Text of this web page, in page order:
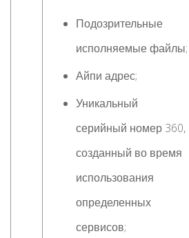
Подозрительные
исполняемые файлы;
Айпи адрес;
Уникальный
серийный номер 360,
созданный во время
использования
определенных
сервисов;